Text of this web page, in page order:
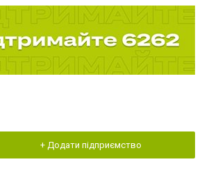
+ Додати підприємство